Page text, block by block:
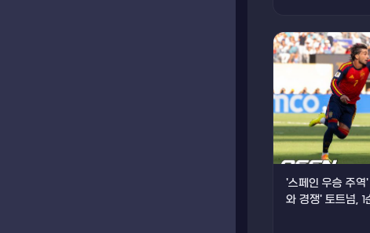
'스페인 우승 주
와 경쟁' 토트넘,